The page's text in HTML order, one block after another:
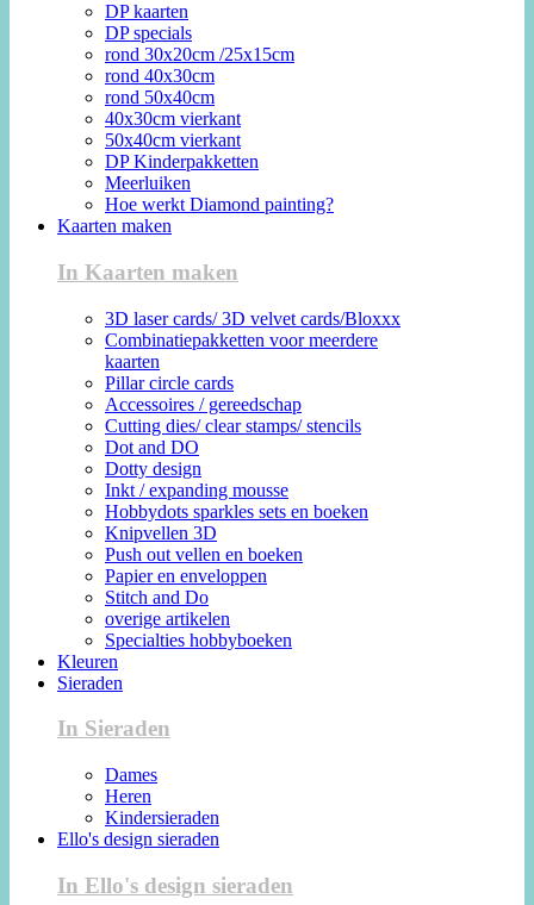
DP kaarten
DP specials
rond 30x20cm /25x15cm
rond 40x30cm
rond 50x40cm
40x30cm vierkant
50x40cm vierkant
DP Kinderpakketten
Meerluiken
Hoe werkt Diamond painting?
Kaarten maken
In Kaarten maken
3D laser cards/ 3D velvet cards/Bloxxx
Combinatiepakketten voor meerdere
kaarten
Pillar circle cards
Accessoires / gereedschap
Cutting dies/ clear stamps/ stencils
Dot and DO
Dotty design
Inkt / expanding mousse
Hobbydots sparkles sets en boeken
Knipvellen 3D
Push out vellen en boeken
Papier en enveloppen
Stitch and Do
overige artikelen
Specialties hobbyboeken
Kleuren
Sieraden
In Sieraden
Dames
Heren
Kindersieraden
Ello's design sieraden
In Ello's design sieraden